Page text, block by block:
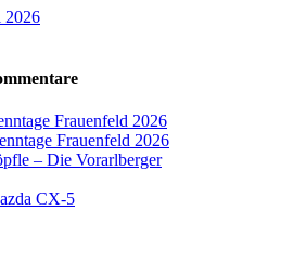
2026
Frauenfeld 2026
Frauenfeld 2026
– Die Vorarlberger
CX-5